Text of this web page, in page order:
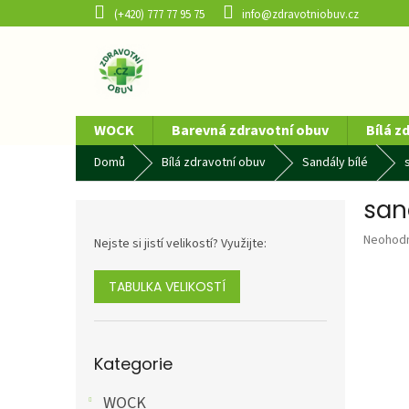
na
(+420) 777 77 95 75 info@zdravotniobuv.cz
WOCK Barevná zdravotní obuv Bílá
Domů Bílá zdravotní obuv Sandály bílé
Nejste si jistí velikostí? Využijte:
TABULKA VELIKOSTÍ
kategorie
Kategorie
WOCK